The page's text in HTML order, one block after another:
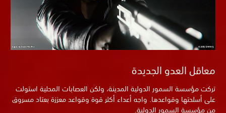
معاقل العدو الجديدة
تركت مؤسسة السمور الدولية المدينة، ولكن العصابات المحلية استولت
على أسلحتها وقواعدها. واجه أعداء أكثر قوة وقواعد معززة بعتاد مسروق
من مؤسسة السمور الدولية.